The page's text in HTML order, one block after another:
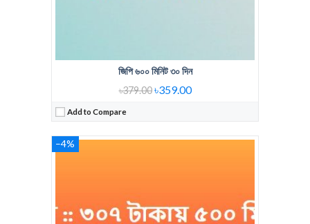
জিপি ৬০০ মিনিট ৩০ দিন
৳379.00৳359.00
Add to Compare
–4%
Regular Price: